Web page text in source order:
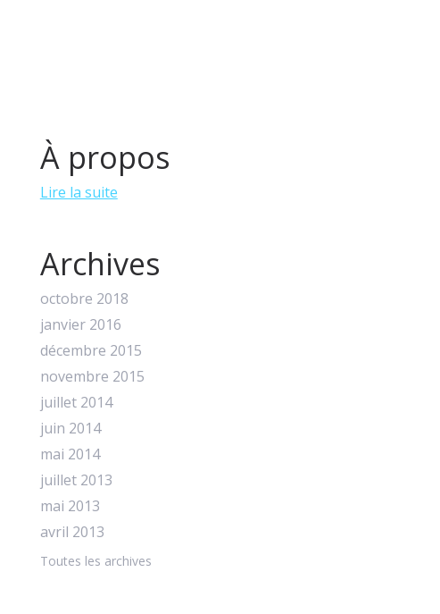
À propos
Lire la suite
Archives
octobre 2018
janvier 2016
décembre 2015
novembre 2015
juillet 2014
juin 2014
mai 2014
juillet 2013
mai 2013
avril 2013
Toutes les archives